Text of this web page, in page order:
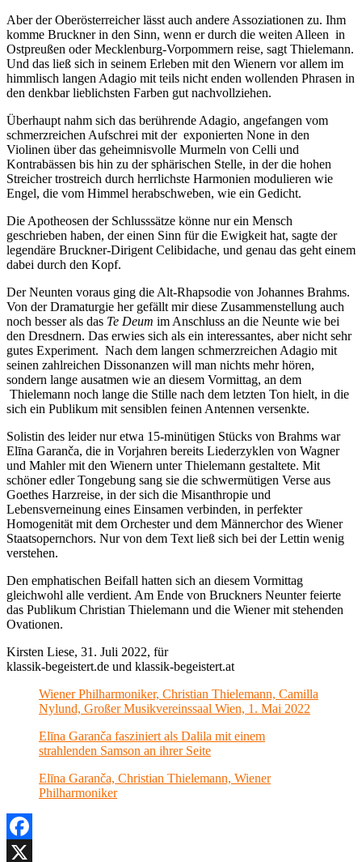
Aber der Oberösterreicher lässt auch andere Assoziationen zu. Ihm
komme Bruckner in den Sinn, wenn er durch die weiten Alleen in
Ostpreußen oder Mecklenburg-Vorpommern reise, sagt Thielemann.
Und das ließ sich in seinem Erleben mit den Wienern vor allem im
himmlisch langen Adagio mit teils nicht enden wollenden Phrasen in
den denkbar lieblichsten Farben gut nachvollziehen.
Überhaupt nahm sich das berührende Adagio, angefangen vom
schmerzreichen Aufschrei mit der exponierten None in den
Violinen über das geheimnisvolle Murmeln von Celli und
Kontrabässen bis hin zu der sphärischen Stelle, in der die hohen
Streicher trostreich durch herrlichste Harmonien modulieren wie
Engel, die vom Himmel herabschweben, wie ein Gedicht.
Die Apotheosen der Schlusssätze könne nur ein Mensch
geschrieben haben, der einen Sinn für die Ewigkeit hat, sagte der
legendäre Bruckner-Dirigent Celibidache, und genau das geht einem
dabei durch den Kopf.
Der Neunten voraus ging die Alt-Rhapsodie von Johannes Brahms.
Von der Dramaturgie her gefällt mir diese Zusammenstellung auch
noch besser als das Te Deum im Anschluss an die Neunte wie bei
den Dresdnern. Das erwies sich als ein interessantes, aber nicht sehr
gutes Experiment. Nach dem langen schmerzreichen Adagio mit
seinen zahlreichen Dissonanzen will man nichts mehr hören,
sondern lange ausatmen wie an diesem Vormittag, an dem
Thielemann noch lange die Stille nach dem letzten Ton hielt, in die
sich ein Publikum mit sensiblen feinen Antennen versenkte.
Solistin des leider nur etwa 15-minütigen Stücks von Brahms war
Elīna Garanča, die in Vorjahren bereits Liederzyklen von Wagner
und Mahler mit den Wienern unter Thielemann gestaltete. Mit
schöner edler Tongebung sang sie die schwermütigen Verse aus
Goethes Harzreise, in der sich die Misanthropie und
Lebensverneinung eines Einsamen verbinden, in perfekter
Homogenität mit dem Orchester und dem Männerchor des Wiener
Staatsopernchors. Nur von dem Text ließ sich bei der Lettin wenig
verstehen.
Den emphatischen Beifall hatten sich an diesem Vormittag
gleichwohl alle verdient. Am Ende von Bruckners Neunter feierte
das Publikum Christian Thielemann und die Wiener mit stehenden
Ovationen.
Kirsten Liese, 31. Juli 2022, für
klassik-begeistert.de und klassik-begeistert.at
Wiener Philharmoniker, Christian Thielemann, Camilla
Nylund, Großer Musikvereinssaal Wien, 1. Mai 2022
Elīna Garanča fasziniert als Dalila mit einem
strahlenden Samson an ihrer Seite
Elīna Garanča, Christian Thielemann, Wiener
Philharmoniker
Facebook